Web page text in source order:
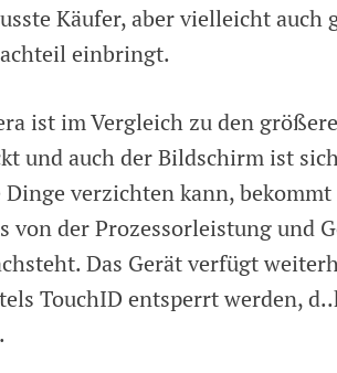
Käufer, aber vielleicht
einbringt.
ist im Vergleich zu den
und auch der Bildschirm ist
verzichten kann,
von der Prozessorleistung und
Das Gerät verfügt
TouchID entsperrt werden,